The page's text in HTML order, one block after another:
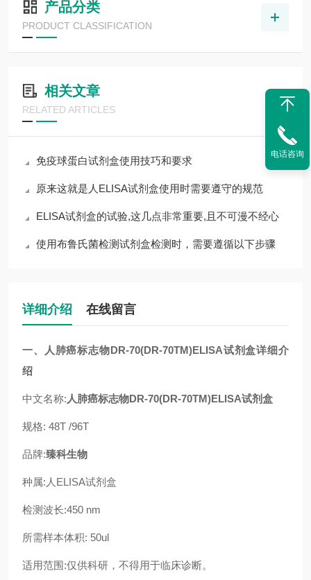
产品分类
PRODUCT CLASSIFICATION
相关文章
RELATED ARTICLES
免疫球蛋白试剂盒使用技巧和要求
原来这就是人ELISA试剂盒使用时需要遵守的规范
ELISA试剂盒的试验,这几点非常重要,且不可漫不经心
使用布鲁氏菌检测试剂盒检测时，需要遵循以下步骤
详细介绍 在线留言
一、 人肺癌标志物DR-70(DR-70TM)ELISA试剂盒详细介
绍
中文名称: 人肺癌标志物DR-70(DR-70TM)ELISA试剂盒
规格: 48T /96T
品牌:臻科生物
种属: 人 ELISA试剂盒
检测波长:450 nm
所需样本体积: 50ul
适用范围:仅供科研 ， 不得用于临床诊断。
电话咨询